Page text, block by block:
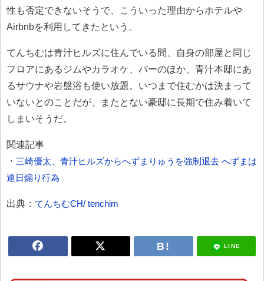
性も否定できないそうで、こういった理由からホテルや
Airbnbを利用してきたという。
てんちむは青汁ヒルズに住んでいる間、自身の部屋と同じ
フロアにあるジムやカラオケ、バーのほか、青汁本邸にあ
るサウナや岩盤浴も使い放題。いつまで住むかは決まって
いないとのことだが、またとない豪邸に長期で住み着いて
しまいそうだ。
関連記事
・ 三崎優太、青汁ヒルズからへずまりゅうを強制退去 へずまは
連日煽り行為
出典： てんちむCH/ tenchim
LINE